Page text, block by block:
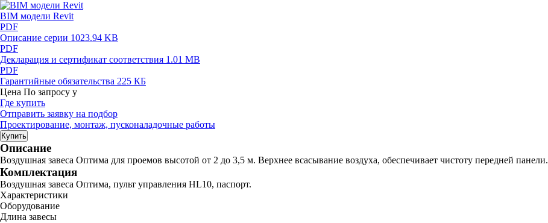
BIM модели Revit
PDF
Описание серии 1023.94 KB
PDF
Декларация и сертификат соответствия 1.01 MB
PDF
Гарантийные обязательства 225 КБ
Цена По запросу у
Где купить
Отправить заявку на подбор
Проектирование, монтаж, пусконаладочные работы
Купить
Описание
Воздушная завеса Оптима для проемов высотой от 2 до 3,5 м. Верхнее всасывание воздуха, обеспечивает чистоту передней панели.
Комплектация
Воздушная завеса Оптима, пульт управления HL10, паспорт.
Характеристики
Оборудование
Длина завесы